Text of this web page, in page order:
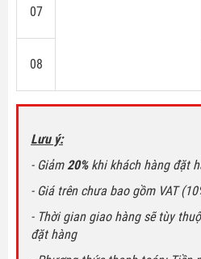
07
08
Lưu ý:
- Giảm20%khi khách hàng đặt
- Giá trên chưa bao gồm VAT
- Thời gian giao hàng sẽ tùy
đặt hàng